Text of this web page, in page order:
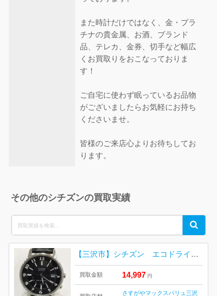
また時計だけではなく、金・プラ
チナの貴金属、お酒、ブランド
品、テレカ、金券、切手など幅広
くお買取りをおこなっておりま
す！
ご自宅に使わず眠っているお品物
がございましたらお気軽にお持ち
くださいませ。
皆様のご来店心よりお待ちしてお
ります。
その他のシチズンの買取実績
for:
Search
【三沢市】シチズン エコドライブ をお買取り致しました！
買取金額 14,997 円
さすがやマックスバリュ三沢